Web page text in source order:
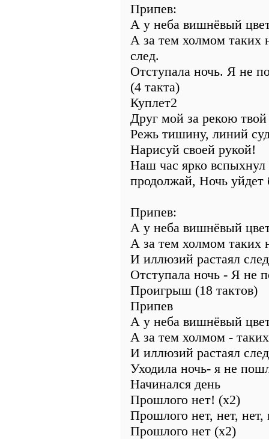
Припев:
А у неба вишнёвый
А за тем холмом таких
след.
Отступала ночь. Я не
(4 такта)
Куплет2
Друг мой за рекою
Режь тишину, линий
Нарисуй своей рукой!
Наш час ярко
продолжай, Ночь уйдет
Припев:
А у неба вишнёвый
А за тем холмом таких
И иллюзий растаял след
Отступала ночь - Я не
Проигрыш (18 тактов)
Припев
А у неба вишнёвый
А за тем холмом -
И иллюзий растаял след
Уходила ночь- я не
Начинался день
Прошлого нет! (х2)
Прошлого нет, нет, нет,
Прошлого нет (х2)